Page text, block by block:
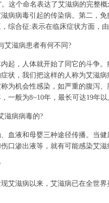
。这个命名表达了艾滋病的完整
病病毒引起的传染病。第二，
综合征:表示在临床症状方面，
滋病患者有何不同?
，人体就开始了同它的斗争。
状，我们把这样的人称为艾滋
为机会性感染，如严重的腹泻
一般为8~10年，最长可达19年以
病病毒的?
液和母婴三种途径传播。当健
口渗出液等，就有可能感染艾滋
滋病以来，艾滋病已在全世界